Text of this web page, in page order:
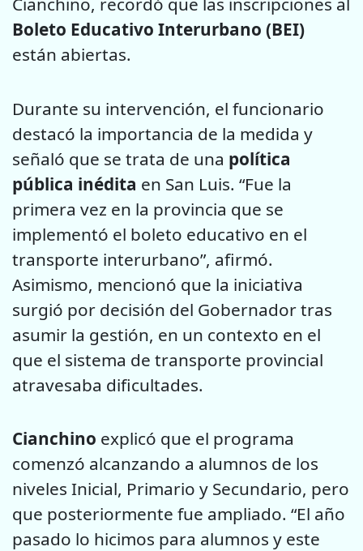
Boleto Educativo Interurbano (BEI)
están abiertas.
Durante su intervención, el funcionario
destacó la importancia de la medida y
señaló que se trata de una política
pública inédita en San Luis. “Fue la
primera vez en la provincia que se
implementó el boleto educativo en el
transporte interurbano”, afirmó.
Asimismo, mencionó que la iniciativa
surgió por decisión del Gobernador tras
asumir la gestión, en un contexto en el
que el sistema de transporte provincial
atravesaba dificultades.
Cianchino explicó que el programa
comenzó alcanzando a alumnos de los
niveles Inicial, Primario y Secundario, pero
que posteriormente fue ampliado. “El año
pasado lo hicimos para alumnos y este